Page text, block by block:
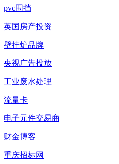
pvc围挡
英国房产投资
壁挂炉品牌
央视广告投放
工业废水处理
流量卡
电子元件交易商
财金博客
重庆招标网